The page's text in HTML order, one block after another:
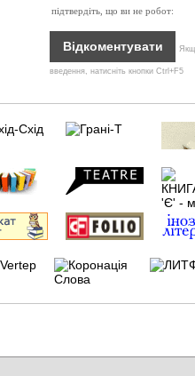
підтвердіть, що ви не робот:
введення, натисніть кнопки Ctrl+F5